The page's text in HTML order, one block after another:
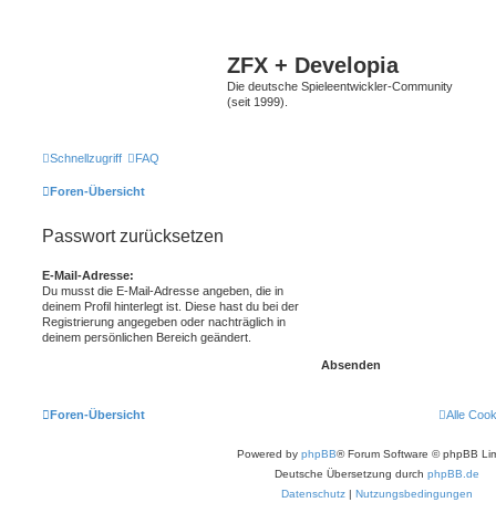
ZFX + Developia
Die deutsche Spieleentwickler-Community
(seit 1999).
Schnellzugriff FAQ
Foren-Übersicht
Passwort zurücksetzen
E-Mail-Adresse:
Du musst die E-Mail-Adresse angeben, die in
deinem Profil hinterlegt ist. Diese hast du bei der
Registrierung angegeben oder nachträglich in
deinem persönlichen Bereich geändert.
Foren-Übersicht Alle
Powered by phpBB® Forum Software © phpBB
Deutsche Übersetzung durch phpBB.de
Datenschutz | Nutzungsbedingungen